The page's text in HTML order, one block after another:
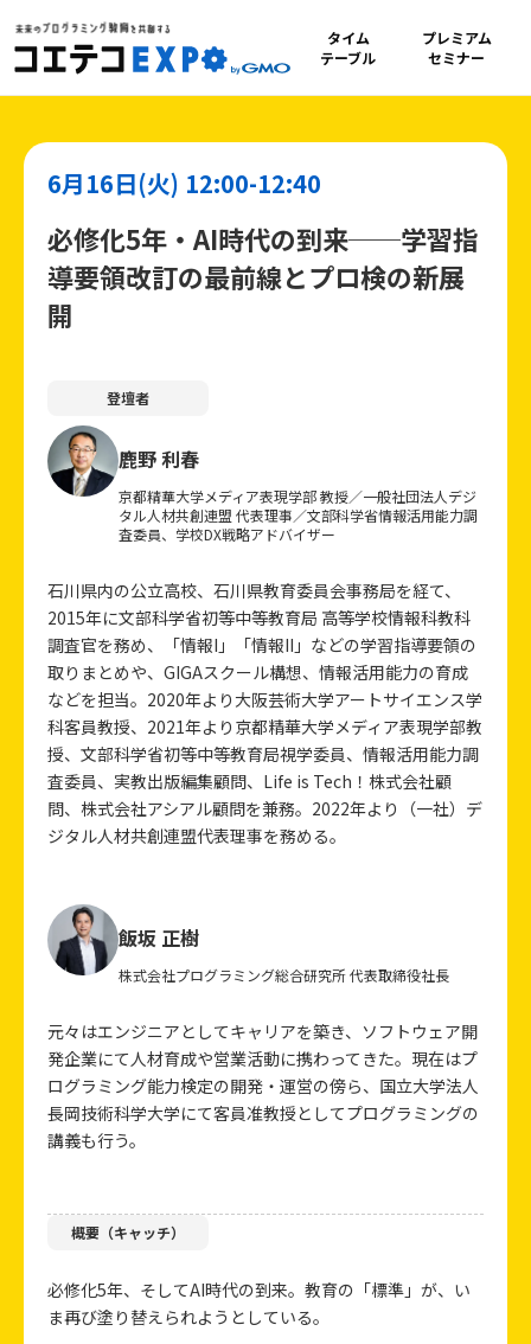
タイム
テーブル
プレミアム
セミナー
6月16日(火) 12:00-12:40
必修化5年・AI時代の到来──学習指
導要領改訂の最前線とプロ検の新展
開
登壇者
鹿野 利春
京都精華大学メディア表現学部 教授／一般社団法人デジ
タル人材共創連盟 代表理事／文部科学省情報活用能力調
査委員、学校DX戦略アドバイザー
石川県内の公立高校、石川県教育委員会事務局を経て、
2015年に文部科学省初等中等教育局 高等学校情報科教科
調査官を務め、「情報I」「情報II」などの学習指導要領の
取りまとめや、GIGAスクール構想、情報活用能力の育成
などを担当。2020年より大阪芸術大学アートサイエンス学
科客員教授、2021年より京都精華大学メディア表現学部教
授、文部科学省初等中等教育局視学委員、情報活用能力調
査委員、実教出版編集顧問、Life is Tech！株式会社顧
問、株式会社アシアル顧問を兼務。2022年より（一社）デ
ジタル人材共創連盟代表理事を務める。
飯坂 正樹
株式会社プログラミング総合研究所 代表取締役社長
元々はエンジニアとしてキャリアを築き、ソフトウェア開
発企業にて人材育成や営業活動に携わってきた。現在はプ
ログラミング能力検定の開発・運営の傍ら、国立大学法人
長岡技術科学大学にて客員准教授としてプログラミングの
講義も行う。
概要（キャッチ）
必修化5年、そしてAI時代の到来。教育の「標準」が、い
ま再び塗り替えられようとしている。